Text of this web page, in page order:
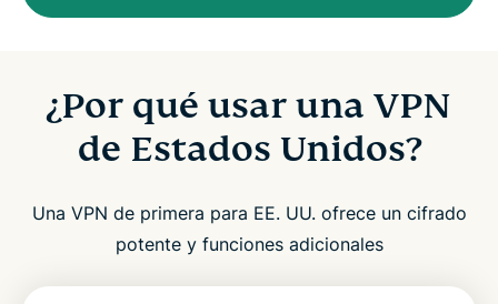
¿Por qué usar una VPN
de Estados Unidos?
Una VPN de primera para EE. UU. ofrece un cifrado
potente y funciones adicionales